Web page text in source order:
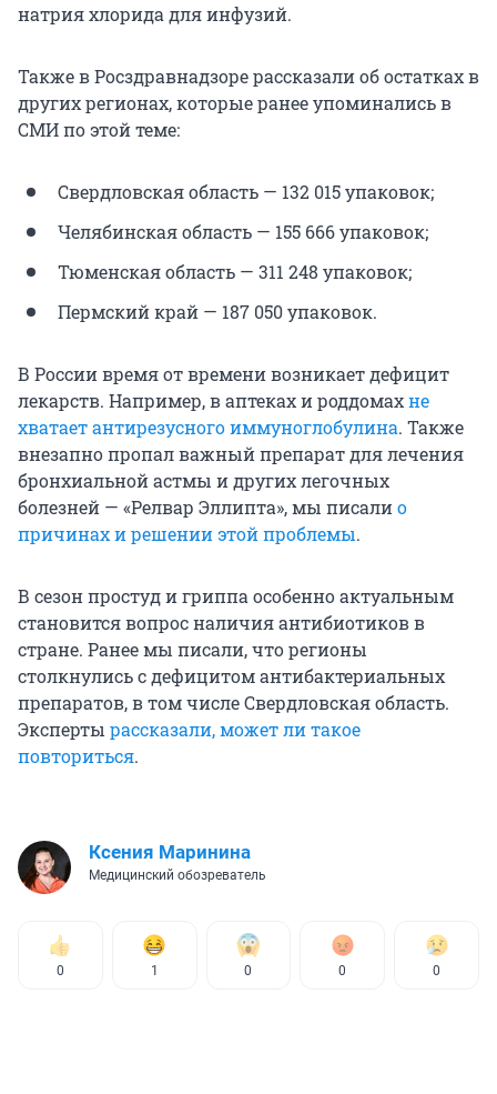
натрия хлорида для инфузий.
Также в Росздравнадзоре рассказали об остатках в
других регионах, которые ранее упоминались в
СМИ по этой теме:
Свердловская область — 132 015 упаковок;
Челябинская область — 155 666 упаковок;
Тюменская область — 311 248 упаковок;
Пермский край — 187 050 упаковок.
В России время от времени возникает дефицит
лекарств. Например, в аптеках и роддомахне
хватает антирезусного иммуноглобулина. Также
внезапно пропал важный препарат для лечения
бронхиальной астмы и других легочных
болезней — «Релвар Эллипта», мы писалио
причинах и решении этой проблемы.
В сезон простуд и гриппа особенно актуальным
становится вопрос наличия антибиотиков в
стране. Ранее мы писали, что регионы
столкнулись с дефицитом антибактериальных
препаратов, в том числе Свердловская область.
Эксперты рассказали, может ли такое
повториться.
Ксения Маринина
Медицинский обозреватель
0 1 0 0 0